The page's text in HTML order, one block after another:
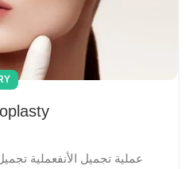
عملية تجميل الأنفعملية